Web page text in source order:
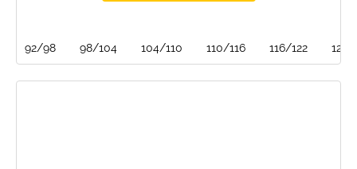
92/98 98/104 104/110 110/116 116/122 122/